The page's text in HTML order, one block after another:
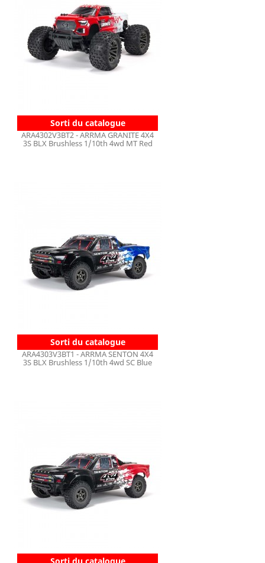
Sorti du catalogue
ARA4302V3BT2 - ARRMA GRANITE 4X4
3S BLX Brushless 1/10th 4wd MT Red
Sorti du catalogue
ARA4303V3BT1 - ARRMA SENTON 4X4
3S BLX Brushless 1/10th 4wd SC Blue